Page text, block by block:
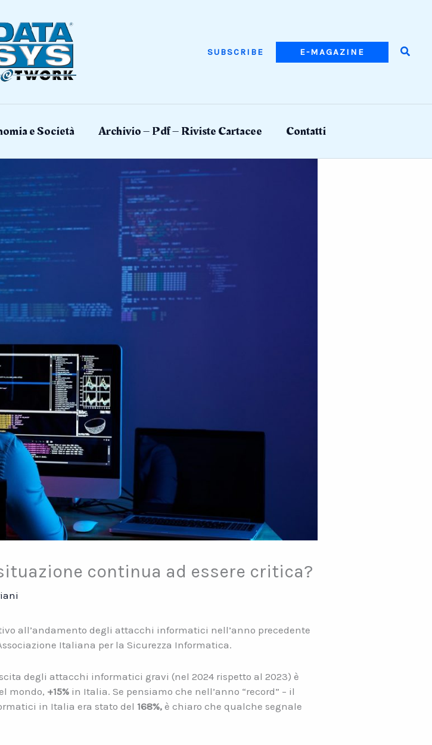
SUBSCRIBE E-MAGAZINE
e Società Archivio – Pdf – Riviste Cartacee Contatti
continua ad essere critica?
all’andamento degli attacchi informatici nell’anno precedente
Italiana per la Sicurezza Informatica.
degli attacchi informatici gravi (nel 2024 rispetto al 2023) è
mondo, +15% in Italia. Se pensiamo che nell’anno “record” – il
in Italia era stato del 168%, è chiaro che qualche segnale